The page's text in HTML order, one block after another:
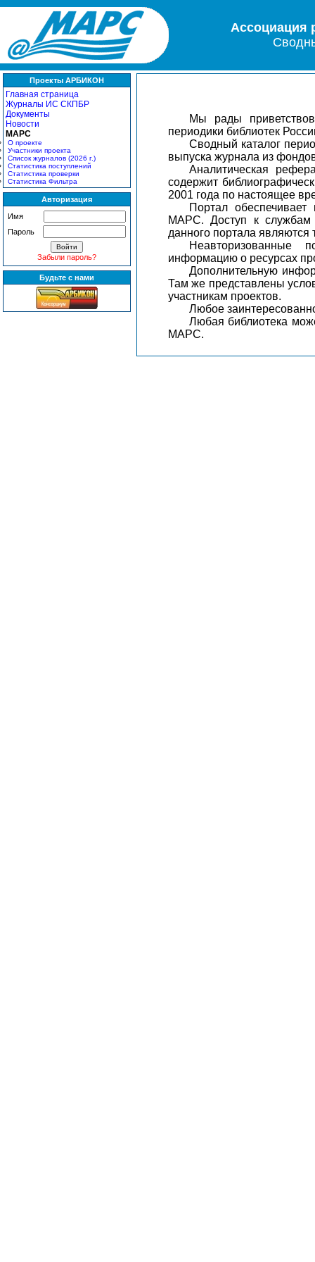
Ассоциация
Проекты АРБИКОН
Главная страница
Журналы ИС СКПБР
Документы
Новости
МАРС
О проекте
Участники проекта
Список журналов (2026 г.)
Статистика поступлений
Статистика проверки
Статистика Фильтра
Авторизация
Имя
Пароль
Забыли пароль?
Будьте с нами
Мы рады
периодики библиотек
Сводный каталог
выпуска журнала из
Аналитическая
содержит
2001 года по настоящее
Портал
МАРС. Доступ к службам
данного портала являются
Неавторизованные
информацию о ресурсах
Дополнительную
Там же представлены
участникам проектов.
Любое
Любая библиотека
МАРС.